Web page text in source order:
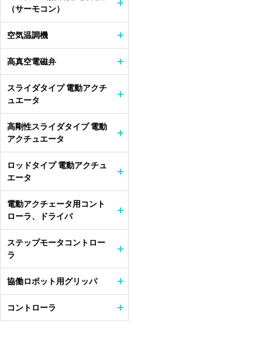
（サーモコン）
空気温調機
高真空電磁弁
スライダタイプ 電動アクチ
ュエータ
高剛性スライダタイプ 電動
アクチュエータ
ロッドタイプ 電動アクチュ
エータ
電動アクチェータ用コント
ローラ、ドライバ
ステップモータコントロー
ラ
協働ロボット用グリッパ
コントローラ